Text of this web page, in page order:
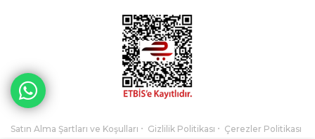
Satın Alma Şartları ve Koşulları Gizlilik Politikası Çerezler Politikası